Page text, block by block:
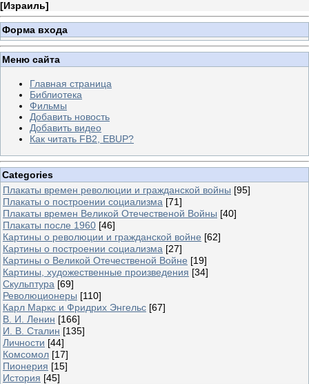
[Израиль]
Форма входа
Меню сайта
Главная страница
Библиотека
Фильмы
Добавить новость
Добавить видео
Как читать FB2, EBUP?
Categories
Плакаты времен революции и гражданской войны [95]
Плакаты о построении социализма [71]
Плакаты времен Великой Отечественой Войны [40]
Плакаты после 1960 [46]
Картины о революции и гражданской войне [62]
Картины о построении социализма [27]
Картины о Великой Отечественой Войне [19]
Картины, художественные произведения [34]
Скульптура [69]
Революционеры [110]
Карл Маркс и Фридрих Энгельс [67]
В. И. Ленин [166]
И. В. Сталин [135]
Личности [44]
Комсомол [17]
Пионерия [15]
История [45]